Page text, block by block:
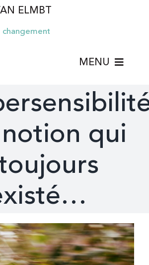
ELMBT
MENU
TELLME COACHING
COACHING
HYPERSENSIBILITÉ
QUI SUIS-JE ?
qui